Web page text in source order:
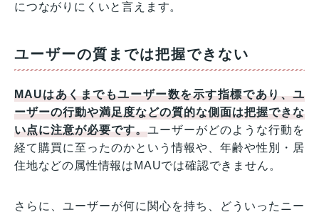
につながりにくいと言えます。
ユーザーの質までは把握できない
MAUはあくまでもユーザー数を示す指標であり、ユ
ーザーの行動や満足度などの質的な側面は把握できな
い点に注意が必要です。ユーザーがどのような行動を
経て購買に至ったのかという情報や、年齢や性別・居
住地などの属性情報はMAUでは確認できません。
さらに、ユーザーが何に関心を持ち、どういったニー